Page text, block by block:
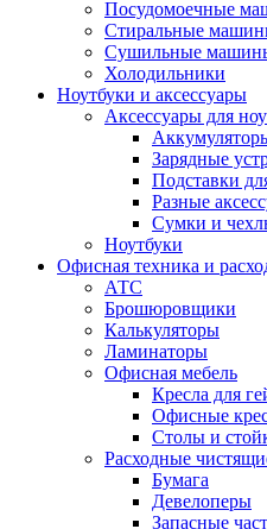
Посудомоечные
Стиральные
Сушильные
Холодильники
Ноутбуки и аксессуары
Аксессуары для
Зарядные
Подставки
Разные
Сумки и
Ноутбуки
Офисная техника и
АТС
Брошюровщики
Калькуляторы
Ламинаторы
Офисная мебель
Кресла для
Офисные
Столы и
Расходные
Бумага
Девелоперы
Запасные